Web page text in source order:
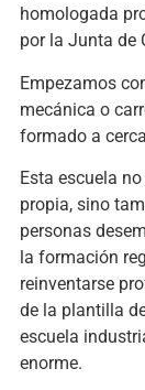
homologada
por la Junta de
Empezamos
mecánica o
formado a
Esta escuela
propia, sino
personas
la formación
reinventarse
de la plantilla
escuela
enorme.